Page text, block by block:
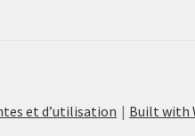
et d’utilisation
Built with